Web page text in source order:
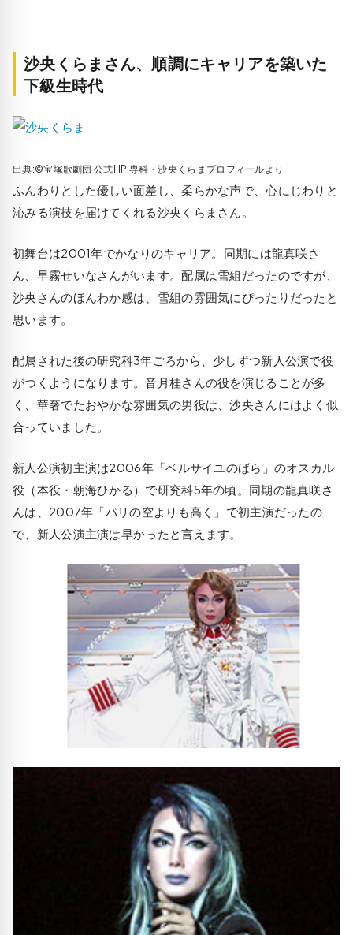
沙央くらまさん、順調にキャリアを築いた
下級生時代
出典:©宝塚歌劇団 公式HP 専科・沙央くらまプロフィールより
ふんわりとした優しい面差し、柔らかな声で、心にじわりと
沁みる演技を届けてくれる沙央くらまさん。
初舞台は2001年でかなりのキャリア。同期には龍真咲さ
ん、早霧せいなさんがいます。配属は雪組だったのですが、
沙央さんのほんわか感は、雪組の雰囲気にぴったりだったと
思います。
配属された後の研究科3年ごろから、少しずつ新人公演で役
がつくようになります。音月桂さんの役を演じることが多
く、華奢でたおやかな雰囲気の男役は、沙央さんにはよく似
合っていました。
新人公演初主演は2006年「ベルサイユのばら」のオスカル
役（本役・朝海ひかる）で研究科5年の頃。同期の龍真咲さ
んは、2007年「パリの空よりも高く」で初主演だったの
で、新人公演主演は早かったと言えます。